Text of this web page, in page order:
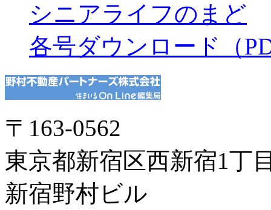
シニアライフのまど
各号ダウンロード（
〒163-0562
東京都新宿区西新宿1丁
新宿野村ビル